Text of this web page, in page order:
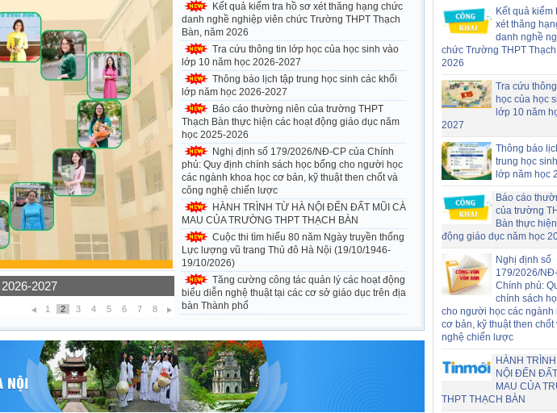
2027
1 2 3 4 5 6 7 8
Kết quả kiểm tra hồ sơ xét thăng hạng chức
danh nghề nghiệp viên chức Trường THPT Thạch
Bàn, năm 2026
Tra cứu thông tin lớp học của học sinh vào
lớp 10 năm học 2026-2027
Thông báo lịch tập trung học sinh các khối
lớp năm học 2026-2027
Báo cáo thường niên của trường THPT
Thạch Bàn thực hiện các hoạt động giáo dục năm
học 2025-2026
Nghị định số 179/2026/NĐ-CP của Chính
phủ: Quy định chính sách học bổng cho người học
các ngành khoa học cơ bản, kỹ thuật then chốt và
công nghệ chiến lược
HÀNH TRÌNH TỪ HÀ NỘI ĐẾN ĐẤT MŨI CÀ
MAU CỦA TRƯỜNG THPT THẠCH BÀN
Cuộc thi tìm hiểu 80 năm Ngày truyền thống
Lực lượng vũ trang Thủ đô Hà Nội (19/10/1946-
19/10/2026)
Tăng cường công tác quản lý các hoạt động
biểu diễn nghệ thuật tại các cơ sở giáo dục trên địa
bàn Thành phố
Kết quả kiểm
xét thăng
danh nghề
chức Trường THPT
2026
Tra cứu
học của học
lớp 10 năm
2027
Thông báo
trung học
lớp năm học
Báo cáo
của trường
Bàn thực
động giáo dục năm học
Nghị định số
179/2026/
Chính phủ:
chính sách
cho người học các ngành
cơ bản, kỹ thuật then chốt
nghệ chiến lược
HÀNH
NỘI ĐẾN
MAU CỦA
THPT THẠCH BÀN